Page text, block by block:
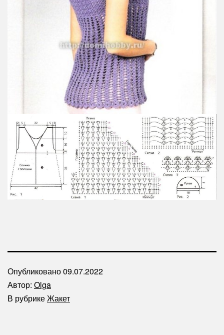
Опубликовано09.07.2022
Автор: Olga
В рубрикеЖакет